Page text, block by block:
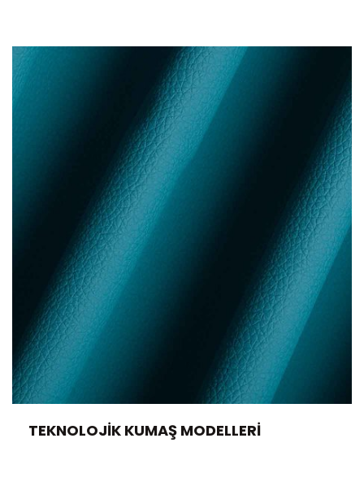
TEKNOLOJIK KUMAŞ MODELLERI